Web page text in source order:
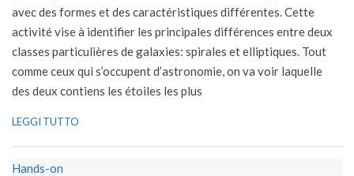
avec des formes et des caractéristiques différentes. Cette
activité vise à identifier les principales différences entre deux
classes particulières de galaxies: spirales et elliptiques. Tout
comme ceux qui s’occupent d’astronomie, on va voir laquelle
des deux contiens les étoiles les plus
LEGGI TUTTO
Hands-on